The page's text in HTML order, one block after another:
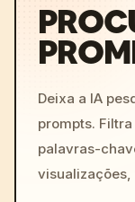
Deixa a IA
prompts.
palavras-